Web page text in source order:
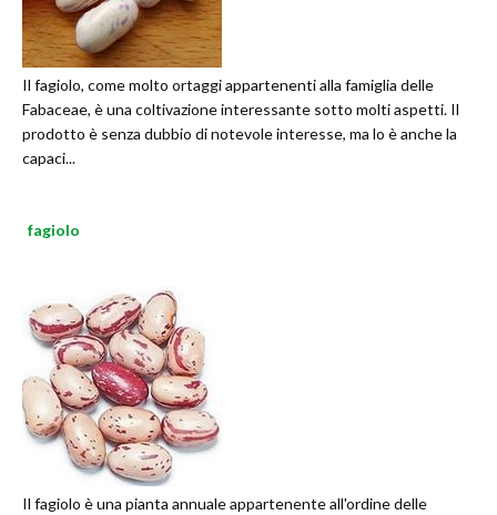
Il fagiolo, come molto ortaggi appartenenti alla famiglia delle
Fabaceae, è una coltivazione interessante sotto molti aspetti. Il
prodotto è senza dubbio di notevole interesse, ma lo è anche la
capaci...
fagiolo
Il fagiolo è una pianta annuale appartenente all'ordine delle